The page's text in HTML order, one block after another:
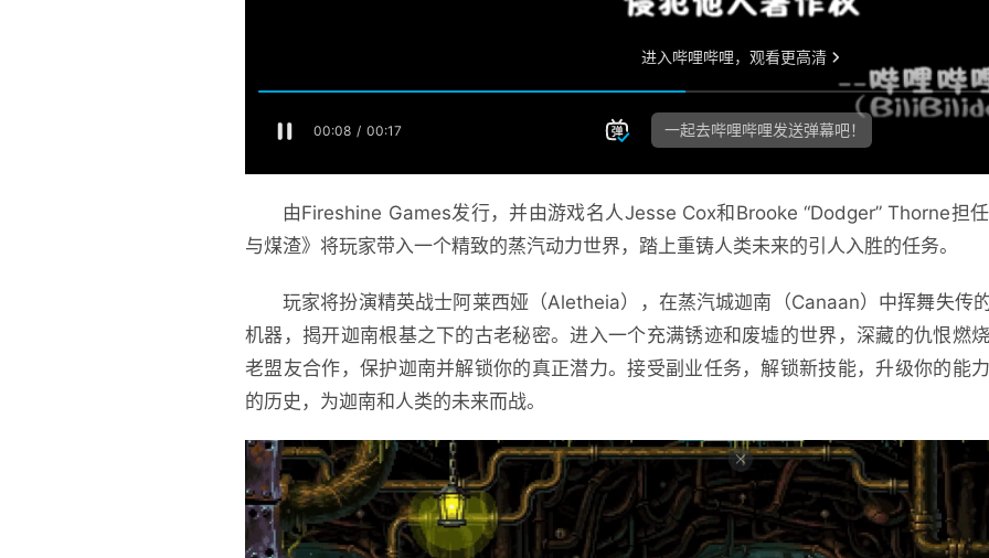
由Fireshine Games发行，并由游戏名人Jesse Cox和Brooke “Dodger” Thorne担
与煤渣》将玩家带入一个精致的蒸汽动力世界，踏上重铸人类未来的引人入胜的任务。
玩家将扮演精英战士阿莱西娅（Aletheia），在蒸汽城迦南（Canaan）中挥舞失传
机器，揭开迦南根基之下的古老秘密。进入一个充满锈迹和废墟的世界，深藏的仇恨燃
老盟友合作，保护迦南并解锁你的真正潜力。接受副业任务，解锁新技能，升级你的能
的历史，为迦南和人类的未来而战。